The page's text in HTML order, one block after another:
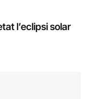
l’eclipsi solar